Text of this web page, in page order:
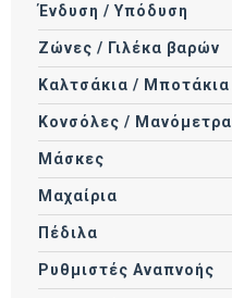
Ένδυση / Υπόδυση
Ζώνες / Γιλέκα βαρών
Καλτσάκια / Μποτάκια
Κονσόλες / Μανόμετρα
Μάσκες
Μαχαίρια
Πέδιλα
Ρυθμιστές Αναπνοής